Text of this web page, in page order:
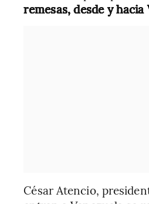
remesas, desde y hacia
César Atencio,